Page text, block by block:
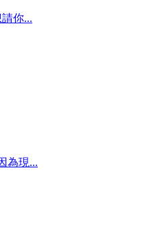
你...
為現...